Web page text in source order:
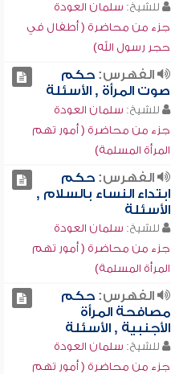
للشيخ: سلمان العودة
جزء من محاضرة ( أطفال في
حجر رسول الله)
الفهرس:حكم
صوت المرأة , الأسئلة
للشيخ: سلمان العودة
جزء من محاضرة ( أمور تهم
المرأة المسلمة)
الفهرس:حكم
ابتداء النساء بالسلام ,
الأسئلة
للشيخ: سلمان العودة
جزء من محاضرة ( أمور تهم
المرأة المسلمة)
الفهرس:حكم
مصافحة المرأة
الأجنبية , الأسئلة
للشيخ: سلمان العودة
جزء من محاضرة ( أمور تهم